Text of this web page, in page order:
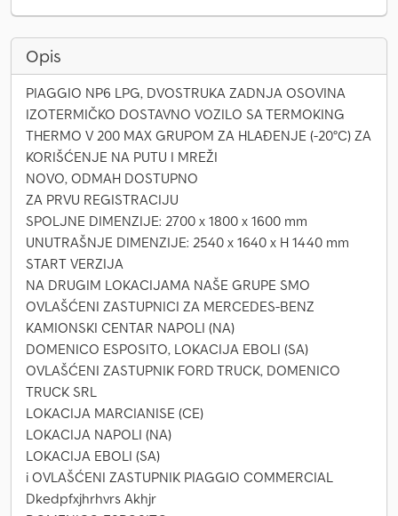
Opis
PIAGGIO NP6 LPG, DVOSTRUKA ZADNJA OSOVINA
IZOTERMIČKO DOSTAVNO VOZILO SA TERMOKING
THERMO V 200 MAX GRUPOM ZA HLAĐENJE (-20°C) ZA
KORIŠĆENJE NA PUTU I MREŽI
NOVO, ODMAH DOSTUPNO
ZA PRVU REGISTRACIJU
SPOLJNE DIMENZIJE: 2700 x 1800 x 1600 mm
UNUTRAŠNJE DIMENZIJE: 2540 x 1640 x H 1440 mm
START VERZIJA
NA DRUGIM LOKACIJAMA NAŠE GRUPE SMO
OVLAŠĆENI ZASTUPNICI ZA MERCEDES-BENZ
KAMIONSKI CENTAR NAPOLI (NA)
DOMENICO ESPOSITO, LOKACIJA EBOLI (SA)
OVLAŠĆENI ZASTUPNIK FORD TRUCK, DOMENICO
TRUCK SRL
LOKACIJA MARCIANISE (CE)
LOKACIJA NAPOLI (NA)
LOKACIJA EBOLI (SA)
i OVLAŠĆENI ZASTUPNIK PIAGGIO COMMERCIAL
Dkedpfxjhrhvrs Akhjr